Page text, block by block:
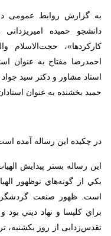
به گزارش روابط عمومی
دانشجو حمیده
کارکردها»، حجت‌الاسلام
احمدرضا مفتاح به عنوان
استاد مشاور و دکتر سید
حمید بخشنده به عنوان
در چکیده این رساله آمده
این رساله بستر پيدايش
يكي از گونه‌هاي نوظهور
است. ظهور صنعت گردشگري
براي كليسا و نهاد ديني
تقدس‌زدایی از روز یکشنبه،